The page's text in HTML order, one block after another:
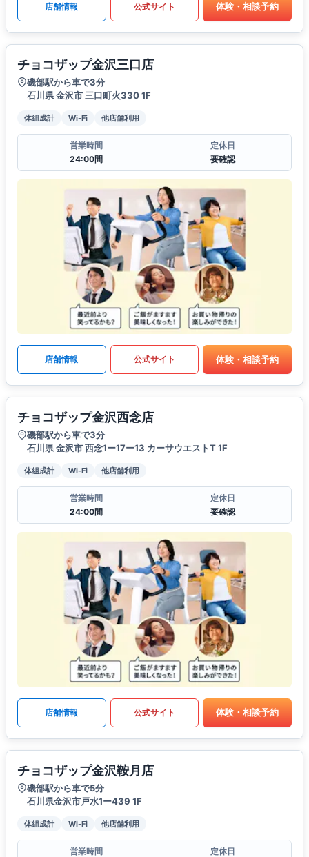
店舗情報 公式サイト 体験・相談予約
チョコザップ金沢三口店
磯部駅から車で3分
石川県 金沢市 三口町火330 1F
体組成計 Wi-Fi 他店舗利用
営業時間
24:00間
定休日
要確認
店舗情報 公式サイト 体験・相談予約
チョコザップ金沢西念店
磯部駅から車で3分
石川県 金沢市 西念1ー17ー13 カーサウエストT 1F
体組成計 Wi-Fi 他店舗利用
営業時間
24:00間
定休日
要確認
店舗情報 公式サイト 体験・相談予約
チョコザップ金沢鞍月店
磯部駅から車で5分
石川県金沢市戸水1ー439 1F
体組成計 Wi-Fi 他店舗利用
営業時間
定休日